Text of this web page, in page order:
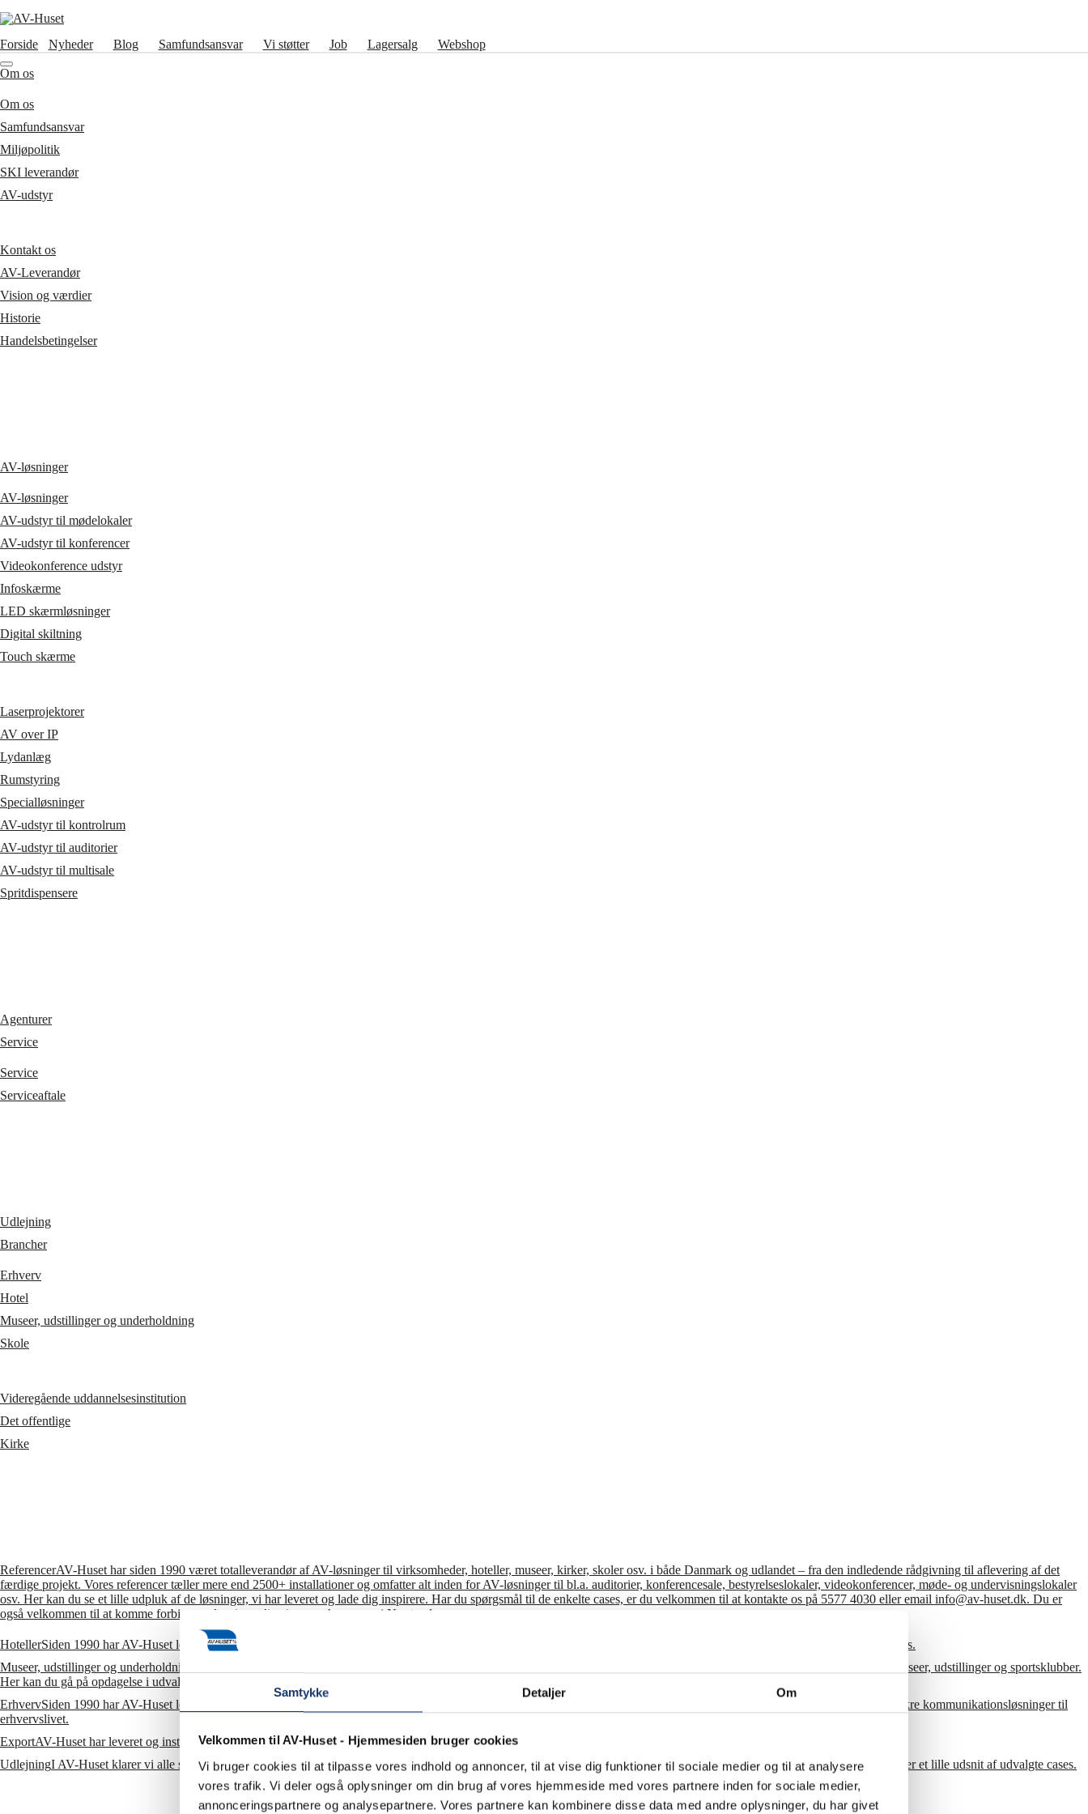
Samtykke Detaljer Om
Velkommen til AV-Huset - Hjemmesiden bruger cookies
Vi bruger cookies til at tilpasse vores indhold og annoncer, til at vise dig funktioner til sociale medier og til at analysere
vores trafik. Vi deler også oplysninger om din brug af vores hjemmeside med vores partnere inden for sociale medier,
annonceringspartnere og analysepartnere. Vores partnere kan kombinere disse data med andre oplysninger, du har givet
Forside Nyheder Blog Samfundsansvar Vi støtter Job Lagersalg Webshop
Om os
Om os
Samfundsansvar
Miljøpolitik
SKI leverandør
AV-udstyr
Kontakt os
AV-Leverandør
Vision og værdier
Historie
Handelsbetingelser
AV-løsninger
AV-løsninger
AV-udstyr til mødelokaler
AV-udstyr til konferencer
Videokonference udstyr
Infoskærme
LED skærmløsninger
Digital skiltning
Touch skærme
Laserprojektorer
AV over IP
Lydanlæg
Rumstyring
Specialløsninger
AV-udstyr til kontrolrum
AV-udstyr til auditorier
AV-udstyr til multisale
Spritdispensere
Agenturer
Service
Service
Serviceaftale
Udlejning
Brancher
Erhverv
Hotel
Museer, udstillinger og underholdning
Skole
Videregående uddannelsesinstitution
Det offentlige
Kirke
ReferencerAV-Huset har siden 1990 været totalleverandør af AV-løsninger til virksomheder, hoteller, museer, kirker, skoler osv. i både Danmark og udlandet – fra den indledende rådgivning til aflevering af det
færdige projekt. Vores referencer tæller mere end 2500+ installationer og omfatter alt inden for AV-løsninger til bl.a. auditorier, konferencesale, bestyrelseslokaler, videokonferencer, møde- og undervisningslokaler
osv. Her kan du se et lille udpluk af de løsninger, vi har leveret og lade dig inspirere. Har du spørgsmål til de enkelte cases, er du velkommen til at kontakte os på 5577 4030 eller email info@av-huset.dk. Du er
også velkommen til at komme forbi og se løsninger live i vores showroom i Næstved.
HotellerSiden 1990 har AV-Huset leveret og installeret mange forskellige AV-løsninger til en lang række hoteller, hostels og kursuscentre. Her følger et lille udsnit af udvalgte cases.
Museer, udstillinger og underholdning
Vi leverer teknikken til gode oplevelser. Siden 1990 har AV-Huset leveret og installeret mange forskellige AV-løsninger til en lang række museer, udstillinger og sportsklubber.
Her kan du gå på opdagelse i udvalgte cases.
ErhvervSiden 1990 har AV-Huset leveret og installeret mange forskellige AV-løsninger til en lang række små og store virksomheder. Se et lille udsnit af udvalgte cases om driftssikre kommunikationsløsninger til
erhvervslivet.
ExportAV-Huset har leveret og installeret mange forskellige AV-løsninger til en lang række kunder i udlandet. Her følger et lille udsnit af udvalgte cases.
UdlejningI AV-Huset klarer vi alle slags udlejningsopgaver fra store events til små arrangementer. Siden 1990 har vi udlejet AV-udstyr til både erhvervs- og privatkunder. Her følger et lille udsnit af udvalgte cases.